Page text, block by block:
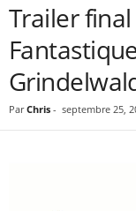
Trailer
Par Chris - septembre 25,